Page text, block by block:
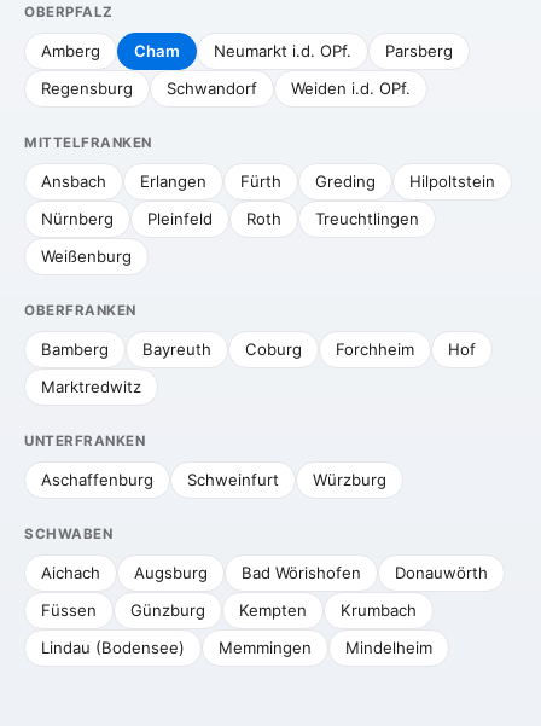
OBERPFALZ
Amberg Cham Neumarkt i.d. OPf.
Parsberg
Regensburg
Schwandorf Weiden i.d. OPf.
MITTELFRANKEN
Ansbach Erlangen Fürth Greding
Hilpoltstein
Nürnberg
Pleinfeld Roth
Treuchtlingen
Weißenburg
OBERFRANKEN
Bamberg Bayreuth Coburg Forchheim
Hof
Marktredwitz
UNTERFRANKEN
Aschaffenburg Schweinfurt Würzburg
SCHWABEN
Aichach Augsburg Bad Wörishofen
Donauwörth
Füssen
Günzburg Kempten
Krumbach
Lindau (Bodensee)
Memmingen Mindelheim